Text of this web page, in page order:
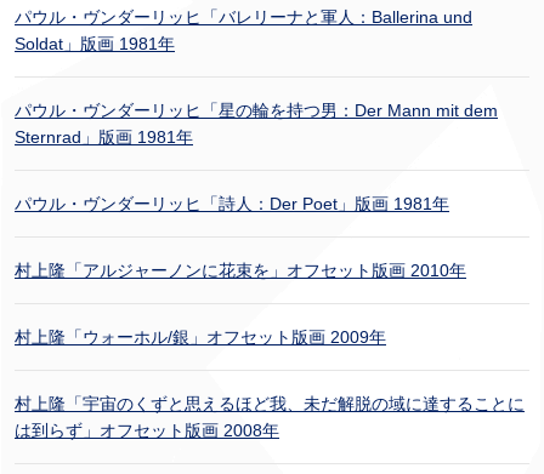
パウル・ヴンダーリッヒ「バレリーナと軍人：Ballerina und
Soldat」版画 1981年
パウル・ヴンダーリッヒ「星の輪を持つ男：Der Mann mit dem
Sternrad」版画 1981年
パウル・ヴンダーリッヒ「詩人：Der Poet」版画 1981年
村上隆「アルジャーノンに花束を」オフセット版画 2010年
村上隆「ウォーホル/銀」オフセット版画 2009年
村上隆「宇宙のくずと思えるほど我、未だ解脱の域に達することに
は到らず」オフセット版画 2008年